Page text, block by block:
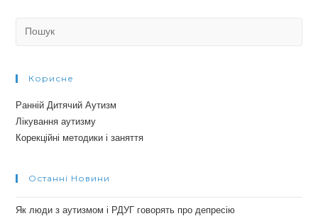
Корисне
Ранній Дитячий Аутизм
Лікування аутизму
Корекційні методики і заняття
Останні Новини
Як люди з аутизмом і РДУГ говорять про депресію